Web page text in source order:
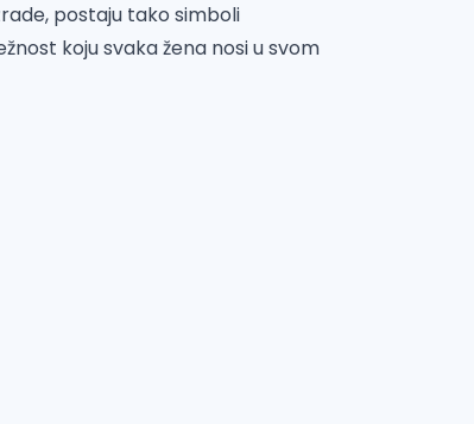
postaju tako simboli
koju svaka žena nosi u svom